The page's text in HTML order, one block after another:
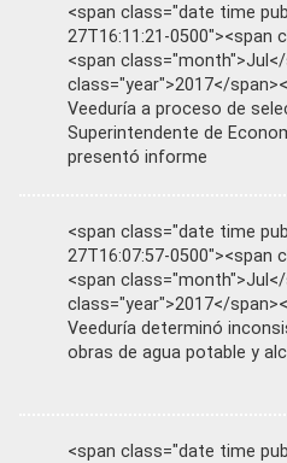
<span class="date time
27T16:11:21-0500"><span
<span
class="year">2017</
Veeduría a proceso de
Superintendente de
presentó informe
<span class="date time
27T16:07:57-0500"><span
<span
class="year">2017</
Veeduría determinó
obras de agua potable y
<span class="date time